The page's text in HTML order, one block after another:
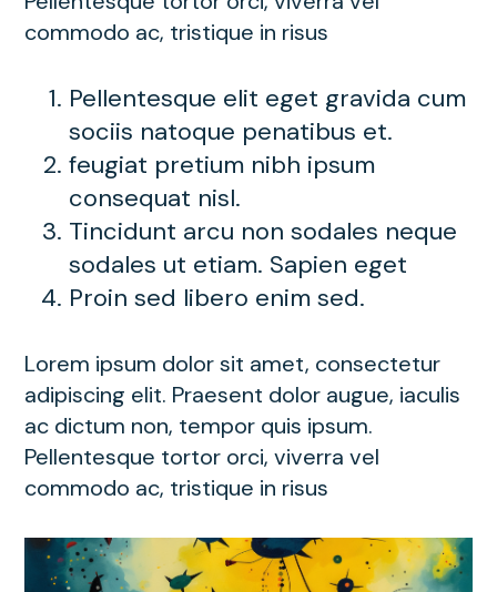
commodo ac, tristique in risus
Pellentesque elit eget gravida cum
sociis natoque penatibus et.
feugiat pretium nibh ipsum
consequat nisl.
Tincidunt arcu non sodales neque
sodales ut etiam. Sapien eget
Proin sed libero enim sed.
Lorem ipsum dolor sit amet, consectetur
adipiscing elit. Praesent dolor augue, iaculis
ac dictum non, tempor quis ipsum.
Pellentesque tortor orci, viverra vel
commodo ac, tristique in risus